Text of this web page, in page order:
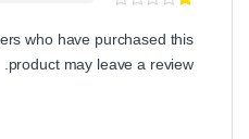
who have purchased this
product may leave a review.